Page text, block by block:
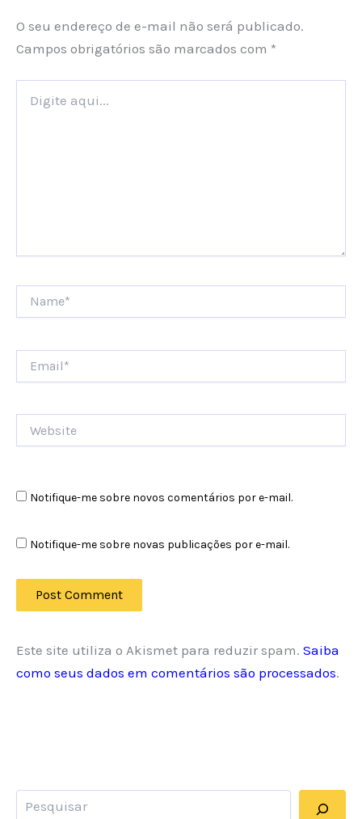
O seu endereço de e-mail não será publicado.
Campos obrigatórios são marcados com *
aqui...
Notifique-me sobre novos comentários por e-mail.
Notifique-me sobre novas publicações por e-mail.
Este site utiliza o Akismet para reduzir spam. Saiba
como seus dados em comentários são processados.